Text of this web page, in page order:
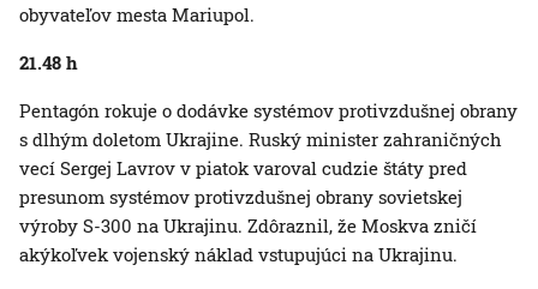
obyvateľov mesta Mariupol.
21.48 h
Pentagón rokuje o dodávke systémov protivzdušnej obrany
s dlhým doletom Ukrajine. Ruský minister zahraničných
vecí Sergej Lavrov v piatok varoval cudzie štáty pred
presunom systémov protivzdušnej obrany sovietskej
výroby S-300 na Ukrajinu. Zdôraznil, že Moskva zničí
akýkoľvek vojenský náklad vstupujúci na Ukrajinu.